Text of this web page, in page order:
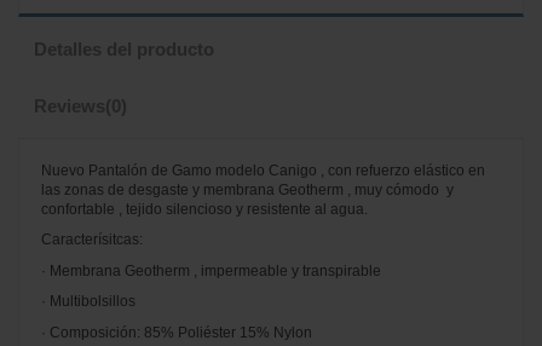
Detalles del producto
Reviews(0)
Nuevo Pantalón de Gamo modelo Canigo , con refuerzo elástico en
las zonas de desgaste y membrana Geotherm , muy cómodo y
confortable , tejido silencioso y resistente al agua.
Caracterísitcas:
· Membrana Geotherm , impermeable y transpirable
· Multibolsillos
· Composición: 85% Poliéster 15% Nylon